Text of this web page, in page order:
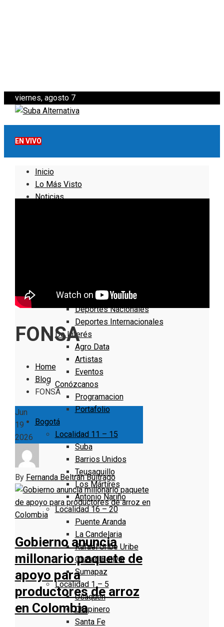
viernes, agosto 7
EN VIVO
Inicio
Lo Más Visto
Noticias
Deportes Locales
Deportes Nacionales
Deportes Internacionales
De Interés
Agro Data
Artistas
Eventos
Conózcanos
Programacion
Portafolio
Bogotá
Localidad 11 – 15
Suba
Barrios Unidos
Teusaquillo
Los Mártires
Antonio Nariño
Localidad 16 – 20
Puente Aranda
La Candelaria
Rafael Uribe Uribe
Ciudad Bolivar
Sumapaz
Localidad 1 – 5
Usaquen
Chapinero
Santa Fe
FONSA
Home
Blog
FONSA
Jun
19
2026
By Fernanda Beltrán Buitrago
Gobierno anuncia
millonario paquete de
apoyo para
productores de arroz
en Colombia